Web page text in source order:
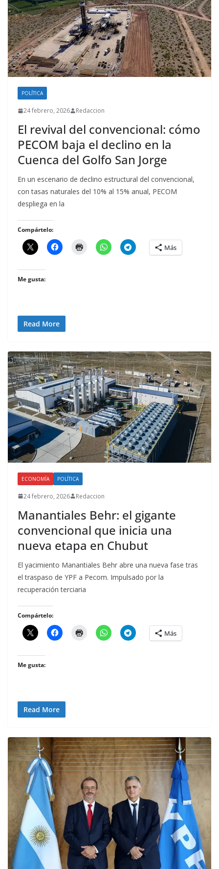
POLÍTICA
24 febrero, 2026 Redaccion
El revival del convencional: cómo
PECOM baja el declino en la
Cuenca del Golfo San Jorge
En un escenario de declino estructural del convencional,
con tasas naturales del 10% al 15% anual, PECOM
despliega en la
Compártelo:
Más
Me gusta:
Read More
ECONOMÍA POLÍTICA
24 febrero, 2026 Redaccion
Manantiales Behr: el gigante
convencional que inicia una
nueva etapa en Chubut
El yacimiento Manantiales Behr abre una nueva fase tras
el traspaso de YPF a Pecom. Impulsado por la
recuperación terciaria
Compártelo:
Más
Me gusta:
Read More